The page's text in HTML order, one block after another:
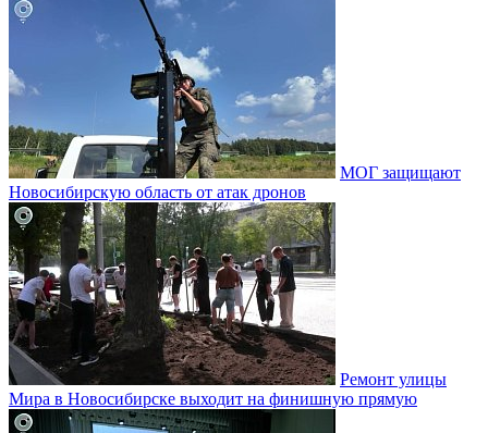
МОГ защищают
Новосибирскую область от атак дронов
Ремонт улицы
Мира в Новосибирске выходит на финишную прямую